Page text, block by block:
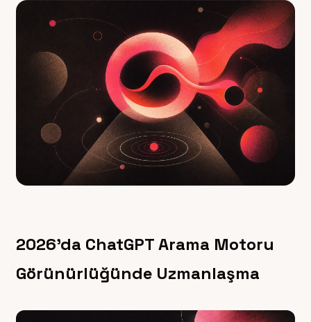
2026’da ChatGPT Arama Motoru
Görünürlüğünde Uzmanlaşma